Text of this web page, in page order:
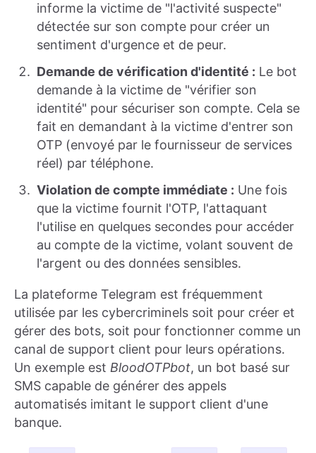
informe la victime de "l'activité suspecte"
détectée sur son compte pour créer un
sentiment d'urgence et de peur.
Demande de vérification d'identité : Le bot
demande à la victime de "vérifier son
identité" pour sécuriser son compte. Cela se
fait en demandant à la victime d'entrer son
OTP (envoyé par le fournisseur de services
réel) par téléphone.
Violation de compte immédiate : Une fois
que la victime fournit l'OTP, l'attaquant
l'utilise en quelques secondes pour accéder
au compte de la victime, volant souvent de
l'argent ou des données sensibles.
La plateforme Telegram est fréquemment
utilisée par les cybercriminels soit pour créer et
gérer des bots, soit pour fonctionner comme un
canal de support client pour leurs opérations.
Un exemple est BloodOTPbot, un bot basé sur
SMS capable de générer des appels
automatisés imitant le support client d'une
banque.